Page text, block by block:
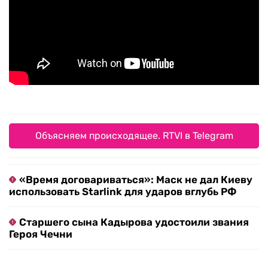
Объясняем происходящее. RTVI в Telegram
«Время договариваться»: Маск не дал Киеву
использовать Starlink для ударов вглубь РФ
Старшего сына Кадырова удостоили звания
Героя Чечни